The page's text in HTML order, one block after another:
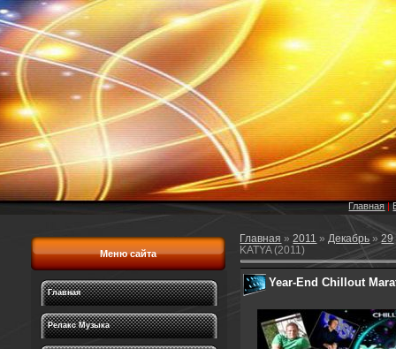
Главная|
Меню сайта
Главная
Релакс Музыка
Главная »2011 » Декабрь » 29
KATYA (2011)
Year-End Chillout